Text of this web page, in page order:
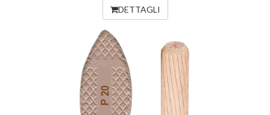
DETTAGLI